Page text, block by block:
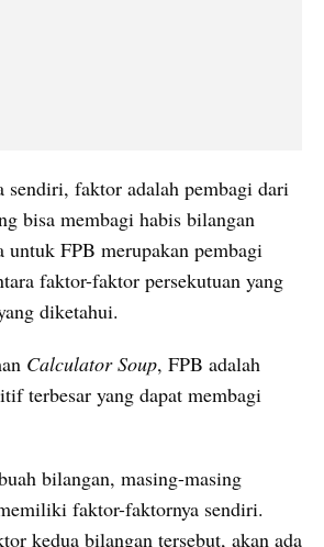
sendiri, faktor adalah pembagi dari
bisa membagi habis bilangan
untuk FPB merupakan pembagi
faktor-faktor persekutuan yang
diketahui.
Calculator Soup, FPB adalah
terbesar yang dapat membagi
bilangan, masing-masing
faktor-faktornya sendiri.
kedua bilangan tersebut, akan ada